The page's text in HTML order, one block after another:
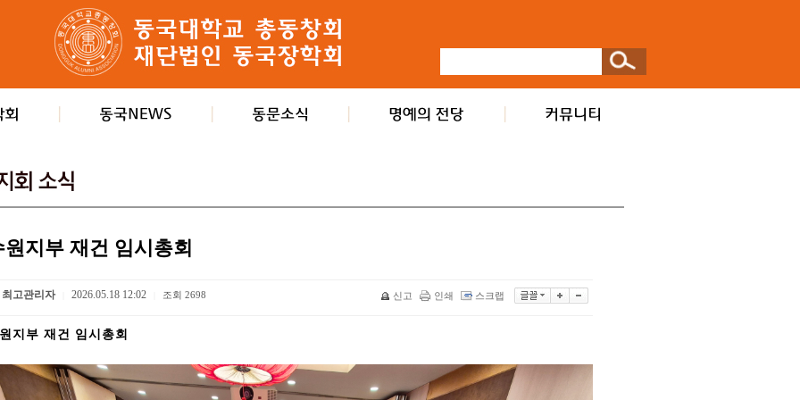
원지부 재건 임시총회
최고관리자 2026.05.18 12:02 조회 2698 신고 인쇄 스크랩
지부 재건 임시총회